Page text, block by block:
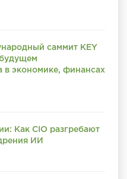
саммит KEY
в экономике, финансах
Как CIO разгребают
ИИ